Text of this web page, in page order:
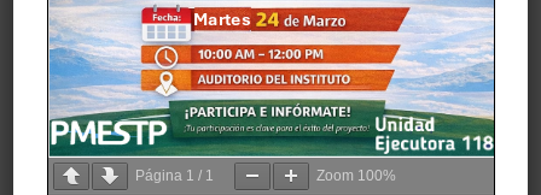
Página 1 / 1 Zoom 100%